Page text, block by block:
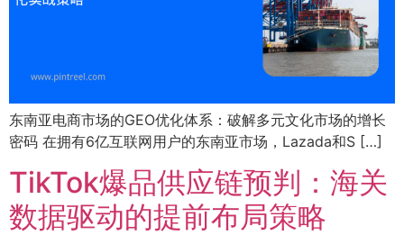
东南亚电商市场的GEO优化体系：破解多元文化市场的增长
密码 在拥有6亿互联网用户的东南亚市场，Lazada和S […]
TikTok爆品供应链预判：海关
数据驱动的提前布局策略